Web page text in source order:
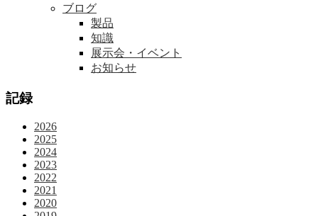
ブログ
製品
知識
展示会・イベント
お知らせ
記録
2026
2025
2024
2023
2022
2021
2020